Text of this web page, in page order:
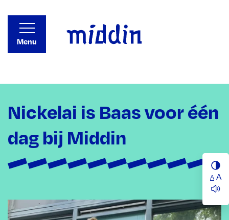
A A
Menu
Nickelai is Baas voor één
dag bij Middin